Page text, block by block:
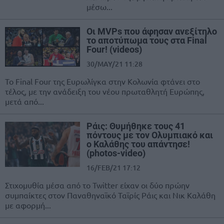
μέσω...
Οι MVPs που άφησαν ανεξίτηλο
το αποτύπωμα τους στα Final
Four! (videos)
30/MAY/21 11:28
Το Final Four της Ευρωλίγκα στην Κολωνία φτάνει στο
τέλος, με την ανάδειξη του νέου πρωταθλητή Ευρώπης,
μετά από...
Ράις: Θυμήθηκε τους 41
πόντους με τον Ολυμπιακό και
ο Καλάθης του απάντησε!
(photos-video)
16/FEB/21 17:12
Στιχομυθία μέσα από το Twitter είχαν οι δύο πρώην
συμπαίκτες στον Παναθηναϊκό Ταϊρίς Ράις και Νικ Καλάθη
με αφορμή...